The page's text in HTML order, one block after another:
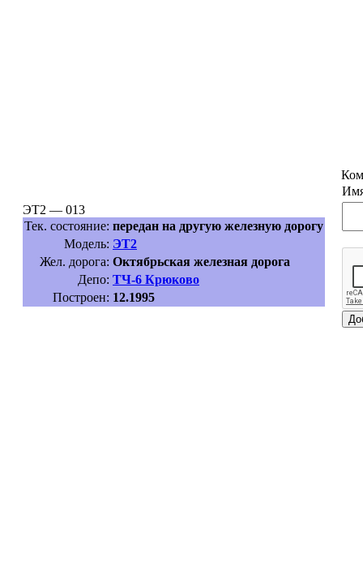
ЭТ2 — 013
Тек. состояние: передан на другую железную дорогу
Модель: ЭТ2
Жел. дорога: Октябрьская железная дорога
Депо: ТЧ-6 Крюково
Построен: 12.1995